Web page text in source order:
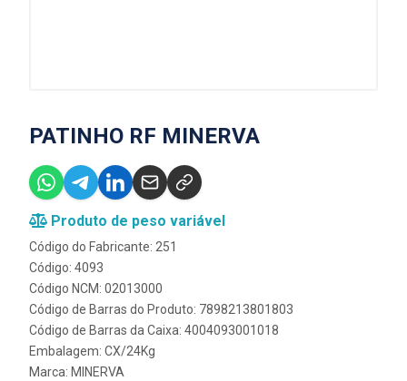
PATINHO RF MINERVA
Produto de peso variável
Código do Fabricante: 251
Código: 4093
Código NCM: 02013000
Código de Barras do Produto: 7898213801803
Código de Barras da Caixa: 4004093001018
Embalagem: CX/24Kg
Marca: MINERVA